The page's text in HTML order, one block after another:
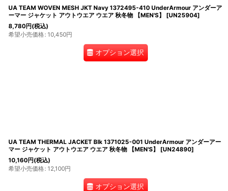
UA TEAM WOVEN MESH JKT Navy 1372495-410 UnderArmour アンダーア
ーマー ジャケット アウトウエア ウエア 秋冬物 【MEN'S】
[UN25904]
8,780円(税込)
希望小売価格: 10,450円
オプション選択
UA TEAM THERMAL JACKET Blk 1371025-001 UnderArmour アンダーアー
マー ジャケット アウトウエア ウエア 秋冬物 【MEN'S】
[UN24890]
10,160円(税込)
希望小売価格: 12,100円
オプション選択